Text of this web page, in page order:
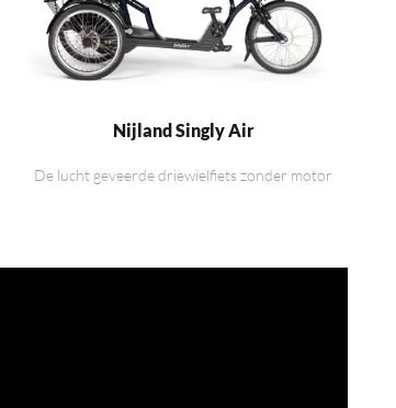
Nijland Singly Air
De lucht geveerde driewielfiets zonder motor